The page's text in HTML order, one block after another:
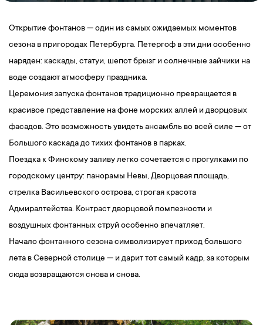
Открытие фонтанов — один из самых ожидаемых моментов
сезона в пригородах Петербурга. Петергоф в эти дни особенно
наряден: каскады, статуи, шепот брызг и солнечные зайчики на
воде создают атмосферу праздника.
Церемония запуска фонтанов традиционно превращается в
красивое представление на фоне морских аллей и дворцовых
фасадов. Это возможность увидеть ансамбль во всей силе — от
Большого каскада до тихих фонтанов в парках.
Поездка к Финскому заливу легко сочетается с прогулками по
городскому центру: панорамы Невы, Дворцовая площадь,
стрелка Васильевского острова, строгая красота
Адмиралтейства. Контраст дворцовой помпезности и
воздушных фонтанных струй особенно впечатляет.
Начало фонтанного сезона символизирует приход большого
лета в Северной столице — и дарит тот самый кадр, за которым
сюда возвращаются снова и снова.